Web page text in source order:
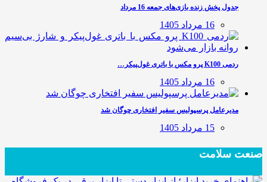
جدول پخش زنده بازی‌های جمعه 16 مرداد
16 مرداد 1405
ردمی K100 پرو مکس با باتری غول‌پیکر…
16 مرداد 1405
مدیرعامل پرسپولیس سفیر افتخاری چوگان شد
15 مرداد 1405
صنعت سلامت